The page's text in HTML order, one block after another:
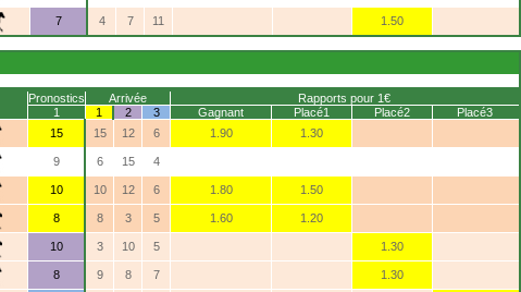
7 4 7 11
1.50
Pronostics Arrivée
Rapports pour 1€
1 1 2 3 Gagnant Placé1 Placé2
Placé3
15 15 12 6 1.90 1.30
9 6 15 4
10 10 12 6 1.80 1.50
8 8 3 5 1.60 1.20
10 3 10 5 1.30
8 9 8 7 1.30